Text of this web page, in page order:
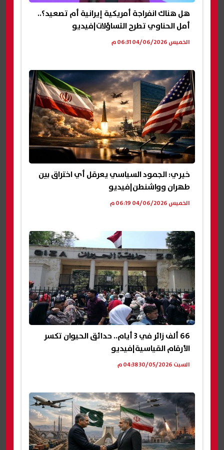
هل هناك انفراجة أمريكية إيرانية أم تصعيد؟..
أمل الحناوي تطرح التساؤلات|فيديو
الخميس 04/06/2026 06:31 م
خيري: الجمود السياسي يعرقل أي اختراق بين
طهران وواشنطن|فيديو
الخميس 04/06/2026 06:19 م
66 ألف زائر في 3 أيام.. حدائق الحيوان تكسر
الأرقام القياسية|فيديو
السبت 30/05/2026 04:38 م